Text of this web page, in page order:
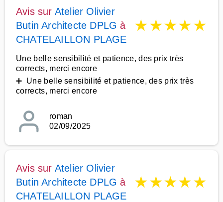
Avis sur Atelier Olivier
Butin Architecte DPLG à
CHATELAILLON PLAGE
★★★★★
Une belle sensibilité et patience, des prix très
corrects, merci encore
➕ Une belle sensibilité et patience, des prix très
corrects, merci encore
roman
02/09/2025
Avis sur Atelier Olivier
Butin Architecte DPLG à
CHATELAILLON PLAGE
★★★★★